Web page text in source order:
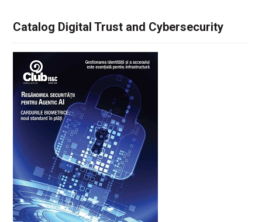
Catalog Digital Trust and Cybersecurity